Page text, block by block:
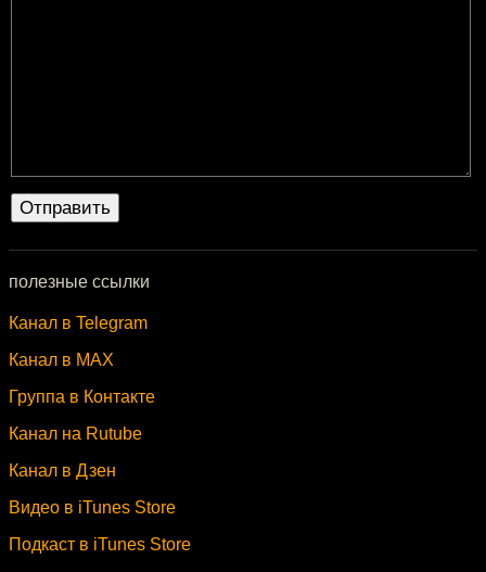
полезные ссылки
Канал в Telegram
Канал в MAX
Группа в Контакте
Канал на Rutube
Канал в Дзен
Видео в iTunes Store
Подкаст в iTunes Store